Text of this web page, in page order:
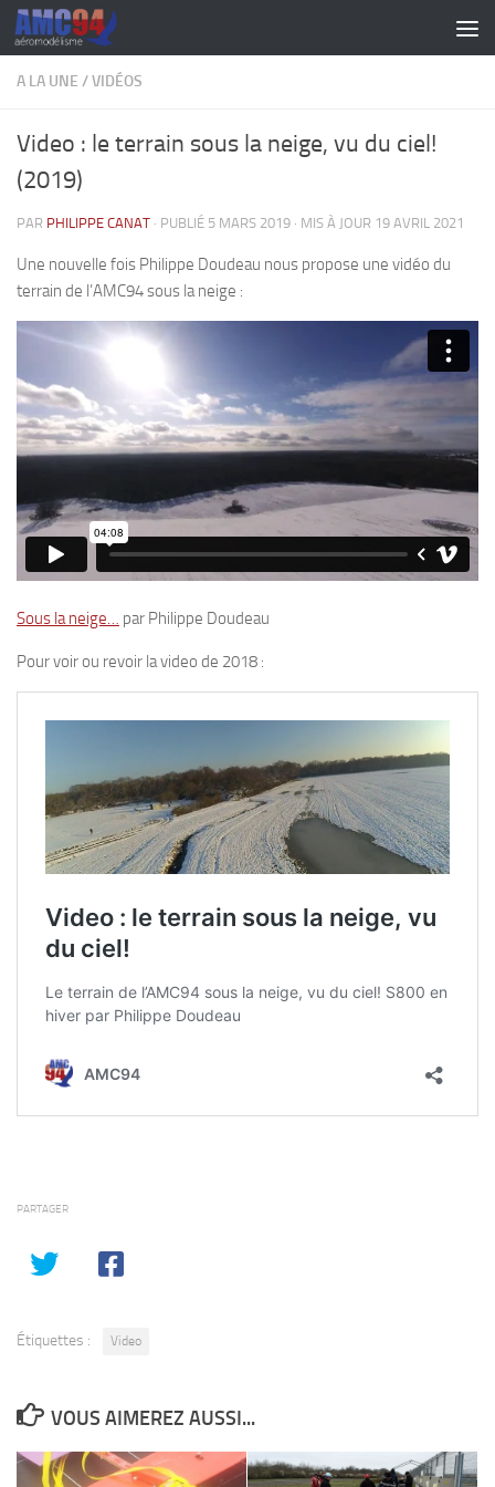
Skip to content
A LA UNE /VIDÉOS
Video : le terrain sous la neige, vu du ciel!
(2019)
PAR PHILIPPE CANAT · PUBLIÉ 5 MARS 2019 · MIS À JOUR 19 AVRIL 2021
Une nouvelle fois Philippe Doudeau nous propose une vidéo du
terrain de l’AMC94 sous la neige :
Sous la neige… par Philippe Doudeau
Pour voir ou revoir la video de 2018 :
PARTAGER
Étiquettes : Video
VOUS AIMEREZ AUSSI...